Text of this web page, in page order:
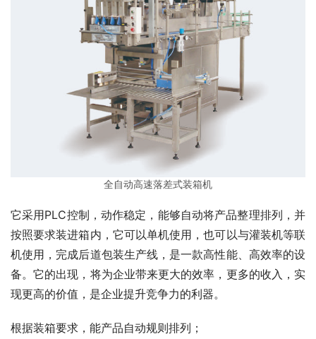
全自动高速落差式装箱机
它采用PLC控制，动作稳定，能够自动将产品整理排列，并
按照要求装进箱内，它可以单机使用，也可以与灌装机等联
机使用，完成后道包装生产线，是一款高性能、高效率的设
备。它的出现，将为企业带来更大的效率，更多的收入，实
现更高的价值，是企业提升竞争力的利器。
根据装箱要求，能产品自动规则排列；